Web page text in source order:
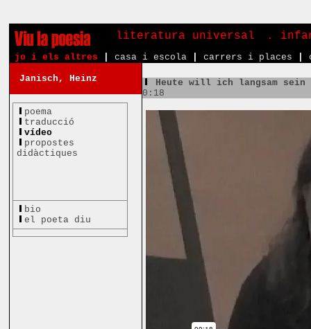
literatura universal .
jo i els altres casa i escola carrers i places
Janisch, Heinz
poema
traducció
vídeo
propostes
didàctiques
bio
el poeta diu
Heute will ich langsam
0:18